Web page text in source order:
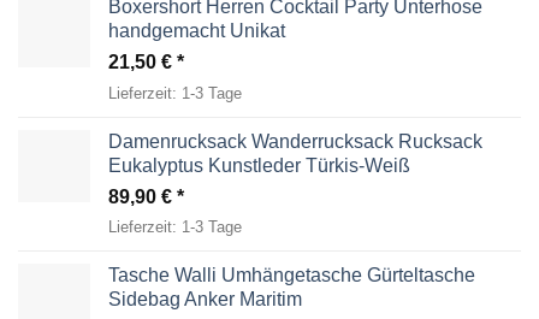
Boxershort Herren Cocktail Party Unterhose
handgemacht Unikat
21,50 €
Lieferzeit: 1-3 Tage
Damenrucksack Wanderrucksack Rucksack
Eukalyptus Kunstleder Türkis-Weiß
89,90 €
Lieferzeit: 1-3 Tage
Tasche Walli Umhängetasche Gürteltasche
Sidebag Anker Maritim